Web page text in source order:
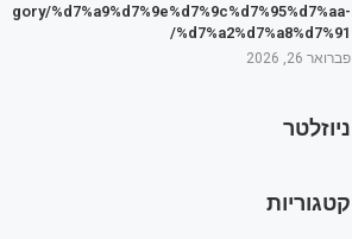
%d7%a9%d7%9e%d7%9c%d7%95%d7%aa-
%d7%a2%d7%a8%d7%91/
פברואר 26, 2026
ניוזלטר
קטגוריות